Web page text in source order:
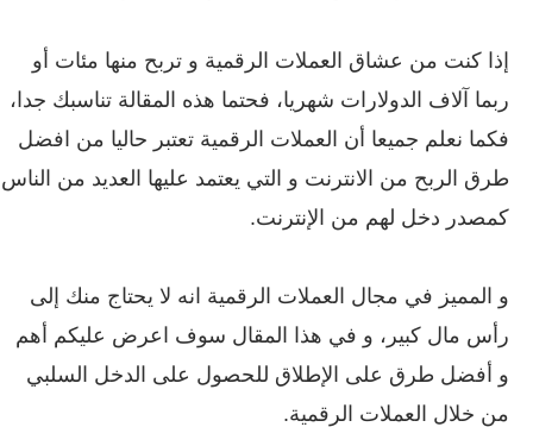
إذا كنت من عشاق العملات الرقمية و تربح منها مئات أو
ربما آلاف الدولارات شهريا، فحتما هذه المقالة تناسبك جدا،
فكما نعلم جميعا أن العملات الرقمية تعتبر حاليا من افضل
طرق الربح من الانترنت و التي يعتمد عليها العديد من الناس
كمصدر دخل لهم من الإنترنت.
و المميز في مجال العملات الرقمية انه لا يحتاج منك إلى
رأس مال كبير، و في هذا المقال سوف اعرض عليكم أهم
و أفضل طرق على الإطلاق للحصول على الدخل السلبي
من خلال العملات الرقمية.